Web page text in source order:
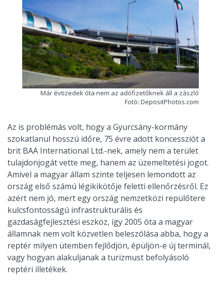
Már évtizedek óta nem az adófizetőknek áll a zászló
Fotó: DepositPhotos.com
Az is problémás volt, hogy a Gyurcsány-kormány
szokatlanul hosszú időre, 75 évre adott koncessziót a
brit BAA International Ltd.-nek, amely nem a terület
tulajdonjogát vette meg, hanem az üzemeltetési jogot.
Amivel a magyar állam szinte teljesen lemondott az
ország első számú légikikötője feletti ellenőrzésről. Ez
azért nem jó, mert egy ország nemzetközi repülőtere
kulcsfontosságú infrastrukturális és
gazdaságfejlesztési eszköz, így 2005 óta a magyar
államnak nem volt közvetlen beleszólása abba, hogy a
reptér milyen ütemben fejlődjön, épüljön-e új terminál,
vagy hogyan alakuljanak a turizmust befolyásoló
reptéri illetékek.